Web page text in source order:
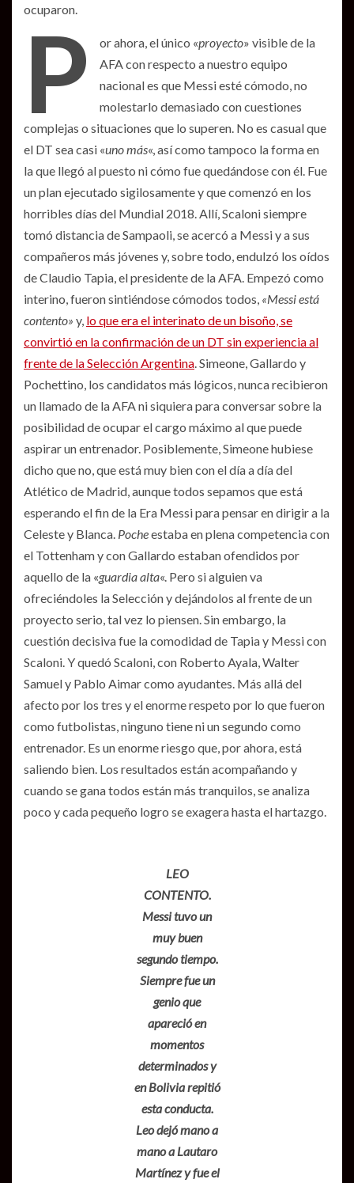
ocuparon.
P or ahora, el único «proyecto» visible de la
AFA con respecto a nuestro equipo
nacional es que Messi esté cómodo, no
molestarlo demasiado con cuestiones
complejas o situaciones que lo superen. No es casual que
el DT sea casi «uno más«, así como tampoco la forma en
la que llegó al puesto ni cómo fue quedándose con él. Fue
un plan ejecutado sigilosamente y que comenzó en los
horribles días del Mundial 2018. Allí, Scaloni siempre
tomó distancia de Sampaoli, se acercó a Messi y a sus
compañeros más jóvenes y, sobre todo, endulzó los oídos
de Claudio Tapia, el presidente de la AFA. Empezó como
interino, fueron sintiéndose cómodos todos, «Messi está
contento» y, lo que era el interinato de un bisoño, se
convirtió en la confirmación de un DT sin experiencia al
frente de la Selección Argentina . Simeone, Gallardo y
Pochettino, los candidatos más lógicos, nunca recibieron
un llamado de la AFA ni siquiera para conversar sobre la
posibilidad de ocupar el cargo máximo al que puede
aspirar un entrenador. Posiblemente, Simeone hubiese
dicho que no, que está muy bien con el día a día del
Atlético de Madrid, aunque todos sepamos que está
esperando el fin de la Era Messi para pensar en dirigir a la
Celeste y Blanca. Pocheestaba en plena competencia con
el Tottenham y con Gallardo estaban ofendidos por
aquello de la «guardia alta«. Pero si alguien va
ofreciéndoles la Selección y dejándolos al frente de un
proyecto serio, tal vez lo piensen. Sin embargo, la
cuestión decisiva fue la comodidad de Tapia y Messi con
Scaloni. Y quedó Scaloni, con Roberto Ayala, Walter
Samuel y Pablo Aimar como ayudantes. Más allá del
afecto por los tres y el enorme respeto por lo que fueron
como futbolistas, ninguno tiene ni un segundo como
entrenador. Es un enorme riesgo que, por ahora, está
saliendo bien. Los resultados están acompañando y
cuando se gana todos están más tranquilos, se analiza
poco y cada pequeño logro se exagera hasta el hartazgo.
LEO
CONTENTO.
Messi tuvo un
muy buen
segundo tiempo.
Siempre fue un
genio que
apareció en
momentos
determinados y
en Bolivia repitió
esta conducta.
Leo dejó mano a
mano a Lautaro
Martínez y fue el